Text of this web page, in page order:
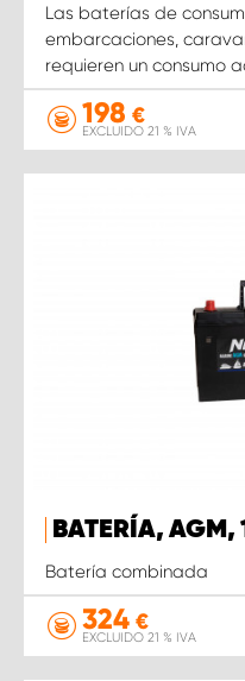
Las baterías de
embarcaciones,
requieren un consumo
198 €
EXCLUIDO 21 % IVA
BATERÍA, AGM,
Batería combinada
324 €
EXCLUIDO 21 % IVA